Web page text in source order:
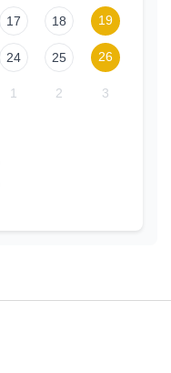
17 18 19
24 25 26
1 2 3